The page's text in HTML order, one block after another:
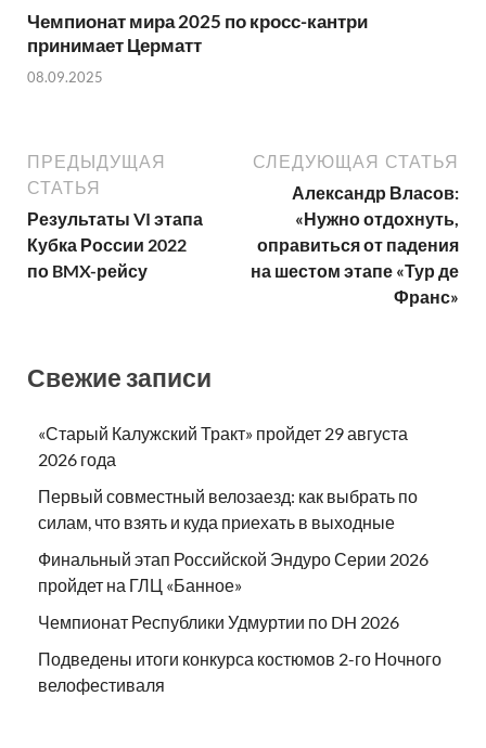
Чемпионат мира 2025 по кросс-кантри
принимает Церматт
08.09.2025
ПРЕДЫДУЩАЯ
СТАТЬЯ
Результаты VI этапа
Кубка России 2022
по BMX-рейсу
СЛЕДУЮЩАЯ СТАТЬЯ
Александр Власов:
«Нужно отдохнуть,
оправиться от падения
на шестом этапе «Тур де
Франс»
Свежие записи
«Старый Калужский Тракт» пройдет 29 августа
2026 года
Первый совместный велозаезд: как выбрать по
силам, что взять и куда приехать в выходные
Финальный этап Российской Эндуро Серии 2026
пройдет на ГЛЦ «Банное»
Чемпионат Республики Удмуртии по DH 2026
Подведены итоги конкурса костюмов 2-го Ночного
велофестиваля